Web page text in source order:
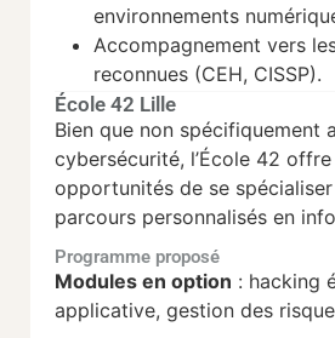
environnements
Accompagnement vers
reconnues (CEH, CISSP).
École 42 Lille
Bien que non spécifiquement
cybersécurité, l’École 42
opportunités de se
parcours personnalisés en
Programme proposé
Modules en option : hacking
applicative, gestion des